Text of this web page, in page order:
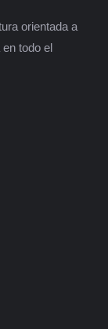
orientada a
todo el